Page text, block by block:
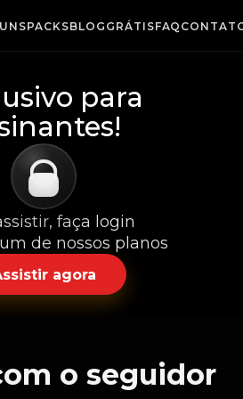
PACKSBLOG GRÁTISFAQ
para
faça login
de nossos planos
agora
o seguidor